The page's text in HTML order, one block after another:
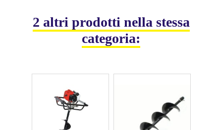
2 altri prodotti nella stessa
categoria: